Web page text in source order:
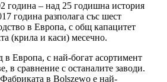
година – над 25 годишна история
година разполага със шест
в Европа, с общ капацитет
(крила и каси) месечно.
в Европа, с най-богат асортимент
в сравнение с останалите заводи.
в Bolszewo е най-